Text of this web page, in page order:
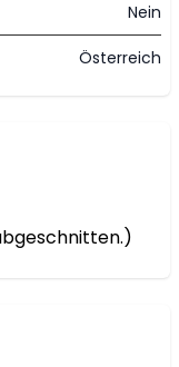
Nein
Österreich